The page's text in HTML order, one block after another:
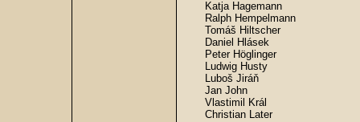
Katja Hagemann
Ralph Hempelmann
Tomáš Hiltscher
Daniel Hlásek
Peter Höglinger
Ludwig Husty
Luboš Jiráň
Jan John
Vlastimil Král
Christian Later